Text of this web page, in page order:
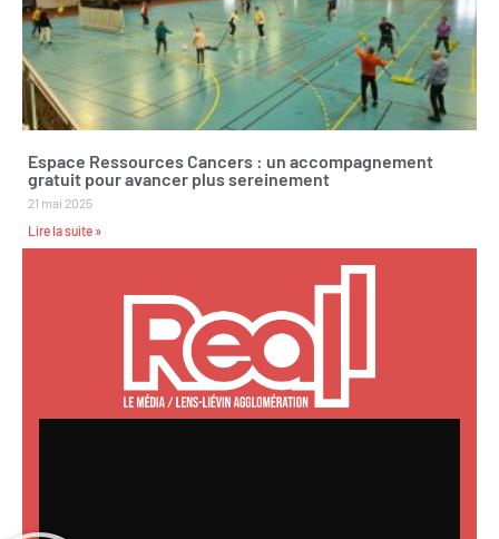
Espace Ressources Cancers : un accompagnement
gratuit pour avancer plus sereinement
21 mai 2025
Lire la suite »